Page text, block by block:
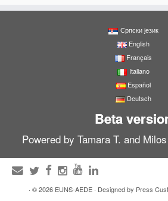
Српски језик
English
Français
Italiano
Español
Deutsch
Beta
Powered by Tamara T. and
· © 2026 EUNS-AEDE· Designed by Press